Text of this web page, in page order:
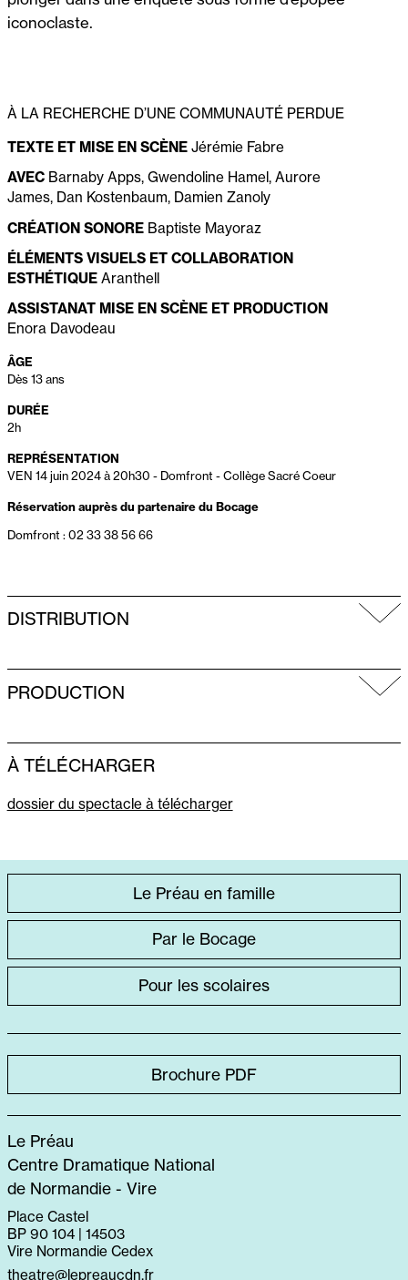
À LA RECHERCHE D’UNE COMMUNAUTÉ PERDUE
TEXTE ET MISE EN SCÈNEJérémie Fabre
AVECBarnaby Apps, Gwendoline Hamel, Aurore
James, Dan Kostenbaum, Damien Zanoly
CRÉATION SONORE Baptiste Mayoraz
ÉLÉMENTS VISUELS ET COLLABORATION
ESTHÉTIQUEAranthell
ASSISTANAT MISE EN SCÈNE ET PRODUCTION
Enora Davodeau
ÂGE
Dès 13 ans
DURÉE
2h
REPRÉSENTATION
VEN 14 juin 2024 à 20h30 - Domfront - Collège Sacré Coeur
Réservation auprès du partenaire du Bocage
Domfront : 02 33 38 56 66
iconoclaste.
DISTRIBUTION
PRODUCTION
À TÉLÉCHARGER
dossier du spectacle à télécharger
DIRECT
Le Préau en famille
Par le Bocage
Pour les scolaires
Brochure PDF
Le Préau
Centre Dramatique National
de Normandie - Vire
Place Castel
BP 90 104 | 14503
Vire Normandie Cedex
theatre@lepreaucdn.fr